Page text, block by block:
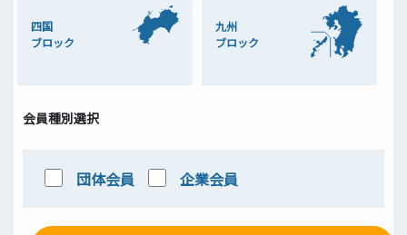
四国
ブロック
九州
ブロック
会員種別選択
団体会員 企業会員